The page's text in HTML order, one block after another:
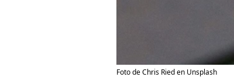
Foto de Chris Ried en Unsplash